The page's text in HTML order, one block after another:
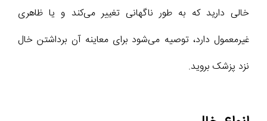
خالی دارید که به طور ناگهانی تغییر می‌کند و یا ظاهری
غیرمعمول دارد، توصیه می‌شود برای معاینه آن برداشتن خال
نزد پزشک بروید.